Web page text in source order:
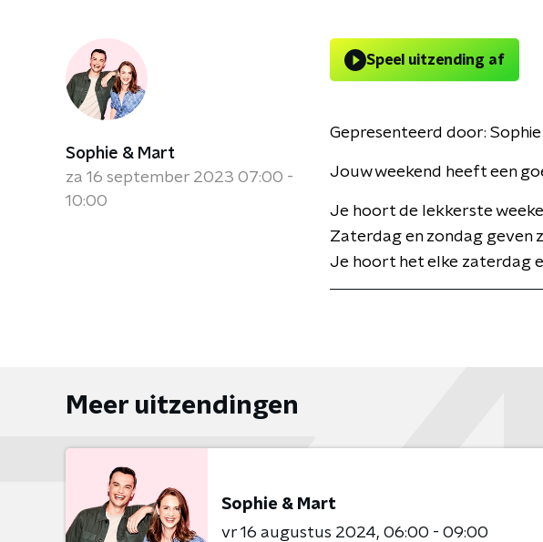
Sophie & Mart
za 16 september 2023 07:00 -
10:00
Speel uitzending af
Gepresenteerd door:
Jouw weekend heeft een
Je hoort de lekkerste
Zaterdag en zondag geven
Je hoort het elke zaterdag
Meer uitzendingen
Sophie & Mart
vr 16 augustus 2024 06:00 - 09:00